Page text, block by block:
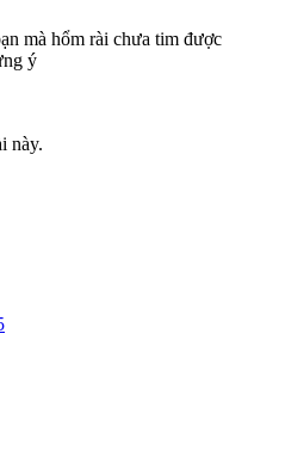
mà hổm rài chưa tim được
ý
này.